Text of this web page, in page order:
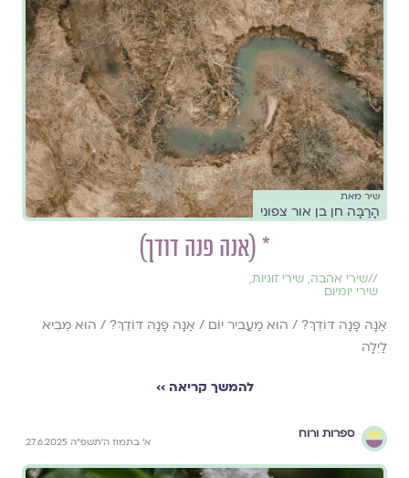
שיר מאת
הָרַבָּה חן בן אור צפוני
* (אנה פנה דודך)
//שירי אהבה, שירי זוגיות,
שירי יומיום
אַנָּה פָּנָה דּוֹדֵךְ? / הוּא מַעֲבִיר יוֹם / אַנָּה פָּנָה דּוֹדֵךְ? / הוּא מֵבִיא
לַיְלָה
להמשך קריאה ››
ספרות ורוח
א׳ בתמוז ה׳תשפ״ה 27.6.2025